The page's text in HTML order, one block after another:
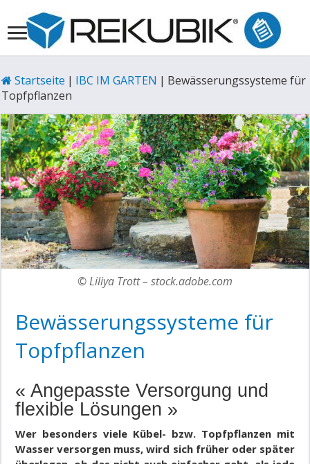
Startseite | IBC IM GARTEN | Bewässerungssysteme für
Topfpflanzen
© Liliya Trott – stock.adobe.com
Bewässerungssysteme für
Topfpflanzen
« Angepasste Versorgung und
flexible Lösungen »
Wer besonders viele Kübel- bzw. Topfpflanzen mit
Wasser versorgen muss, wird sich früher oder später